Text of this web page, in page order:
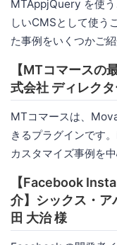
MTAppjQuery を使
しいCMSとして使う
た事例をいくつかご紹
【MTコマースの
式会社 ディレク
MTコマースは、
きるプラグインです
カスタマイズ事例を
【Facebook
介】シックス・ア
田 大治 様